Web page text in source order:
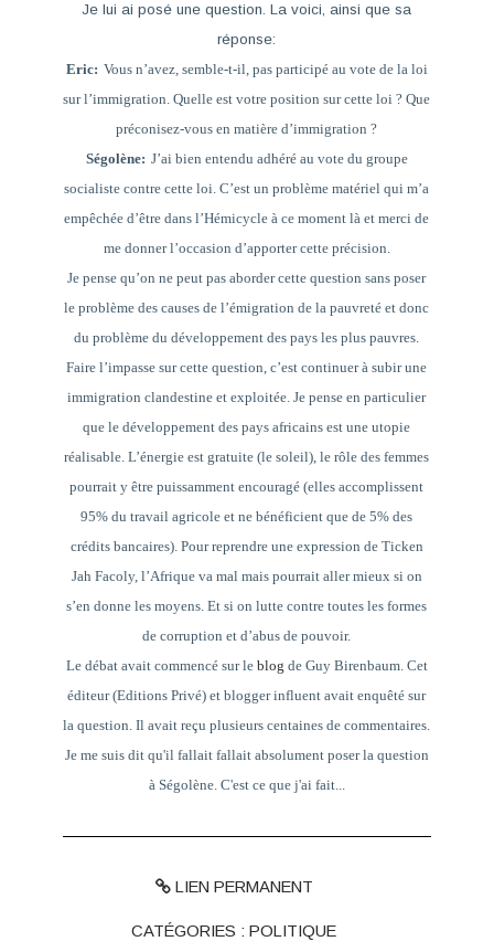
Je lui ai posé une question. La voici, ainsi que sa
réponse:
Eric: Vous n’avez, semble-t-il, pas participé au vote de la loi
sur l’immigration. Quelle est votre position sur cette loi ? Que
préconisez-vous en matière d’immigration ?
Ségolène: J’ai bien entendu adhéré au vote du groupe
socialiste contre cette loi. C’est un problème matériel qui m’a
empêchée d’être dans l’Hémicycle à ce moment là et merci de
me donner l’occasion d’apporter cette précision.
Je pense qu’on ne peut pas aborder cette question sans poser
le problème des causes de l’émigration de la pauvreté et donc
du problème du développement des pays les plus pauvres.
Faire l’impasse sur cette question, c’est continuer à subir une
immigration clandestine et exploitée. Je pense en particulier
que le développement des pays africains est une utopie
réalisable. L’énergie est gratuite (le soleil), le rôle des femmes
pourrait y être puissamment encouragé (elles accomplissent
95% du travail agricole et ne bénéficient que de 5% des
crédits bancaires). Pour reprendre une expression de Ticken
Jah Facoly, l’Afrique va mal mais pourrait aller mieux si on
s’en donne les moyens. Et si on lutte contre toutes les formes
de corruption et d’abus de pouvoir.
Le débat avait commencé sur le blog de Guy Birenbaum. Cet
éditeur (Editions Privé) et blogger influent avait enquêté sur
la question. Il avait reçu plusieurs centaines de commentaires.
Je me suis dit qu'il fallait fallait absolument poser la question
à Ségolène. C'est ce que j'ai fait...
LIEN PERMANENT
CATÉGORIES :POLITIQUE